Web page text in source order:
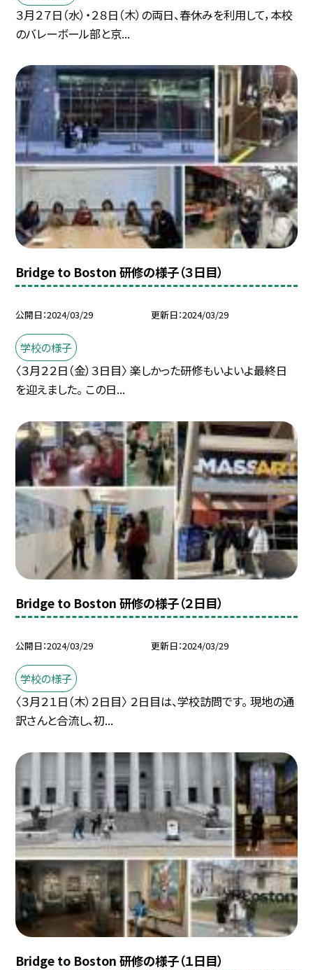
３月２７日（水）・２８日（木）の両日、春休みを利用して，本校
のバレーボール部と京...
Bridge to Boston 研修の様子（３日目）
公開日 2024/03/29 更新日 2024/03/29
学校の様子
〈３月２２日（金）３日目〉 楽しかった研修もいよいよ最終日
を迎えました。 この日...
Bridge to Boston 研修の様子（２日目）
公開日 2024/03/29 更新日 2024/03/29
学校の様子
〈３月２１日（木）２日目〉 ２日目は、学校訪問です。 現地の通
訳さんと合流し、初...
Bridge to Boston 研修の様子（１日目）